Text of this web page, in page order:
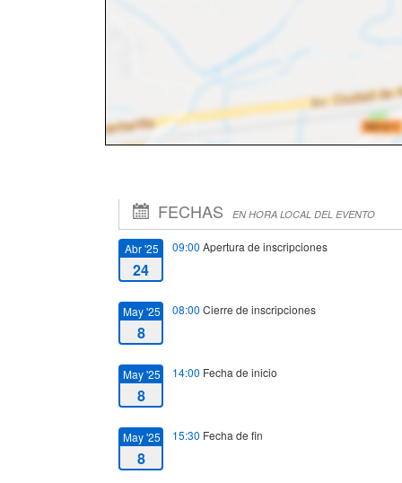
FECHAS EN HORA LOCAL DEL EVENTO
Abr '25
24
09:00 Apertura de inscripciones
May '25
8
08:00 Cierre de inscripciones
May '25
8
14:00 Fecha de inicio
May '25
8
15:30 Fecha de fin